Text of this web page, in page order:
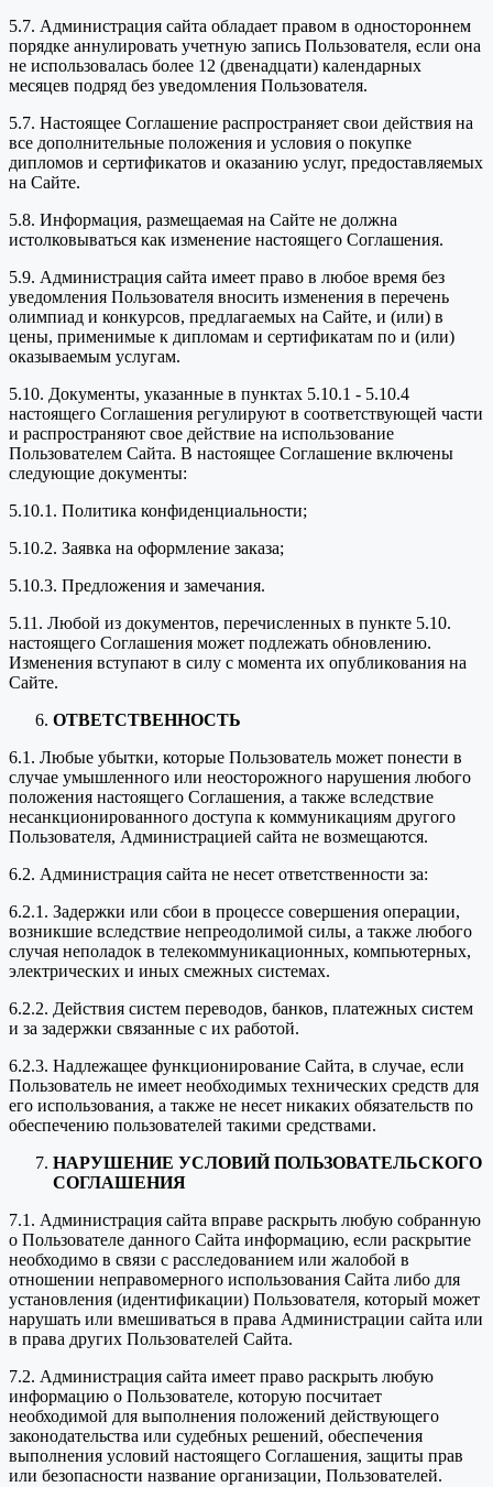
5.7. Администрация сайта обладает правом в одностороннем
порядке аннулировать учетную запись Пользователя, если она
не использовалась более 12 (двенадцати) календарных
месяцев подряд без уведомления Пользователя.
5.7. Настоящее Соглашение распространяет свои действия на
все дополнительные положения и условия о покупке
дипломов и сертификатов и оказанию услуг, предоставляемых
на Сайте.
5.8. Информация, размещаемая на Сайте не должна
истолковываться как изменение настоящего Соглашения.
5.9. Администрация сайта имеет право в любое время без
уведомления Пользователя вносить изменения в перечень
олимпиад и конкурсов, предлагаемых на Сайте, и (или) в
цены, применимые к дипломам и сертификатам по и (или)
оказываемым услугам.
5.10. Документы, указанные в пунктах 5.10.1 - 5.10.4
настоящего Соглашения регулируют в соответствующей части
и распространяют свое действие на использование
Пользователем Сайта. В настоящее Соглашение включены
следующие документы:
5.10.1. Политика конфиденциальности;
5.10.2. Заявка на оформление заказа;
5.10.3. Предложения и замечания.
5.11. Любой из документов, перечисленных в пункте 5.10.
настоящего Соглашения может подлежать обновлению.
Изменения вступают в силу с момента их опубликования на
Сайте.
ОТВЕТСТВЕННОСТЬ
6.1. Любые убытки, которые Пользователь может понести в
случае умышленного или неосторожного нарушения любого
положения настоящего Соглашения, а также вследствие
несанкционированного доступа к коммуникациям другого
Пользователя, Администрацией сайта не возмещаются.
6.2. Администрация сайта не несет ответственности за:
6.2.1. Задержки или сбои в процессе совершения операции,
возникшие вследствие непреодолимой силы, а также любого
случая неполадок в телекоммуникационных, компьютерных,
электрических и иных смежных системах.
6.2.2. Действия систем переводов, банков, платежных систем
и за задержки связанные с их работой.
6.2.3. Надлежащее функционирование Сайта, в случае, если
Пользователь не имеет необходимых технических средств для
его использования, а также не несет никаких обязательств по
обеспечению пользователей такими средствами.
НАРУШЕНИЕ УСЛОВИЙ ПОЛЬЗОВАТЕЛЬСКОГО
СОГЛАШЕНИЯ
7.1. Администрация сайта вправе раскрыть любую собранную
о Пользователе данного Сайта информацию, если раскрытие
необходимо в связи с расследованием или жалобой в
отношении неправомерного использования Сайта либо для
установления (идентификации) Пользователя, который может
нарушать или вмешиваться в права Администрации сайта или
в права других Пользователей Сайта.
7.2. Администрация сайта имеет право раскрыть любую
информацию о Пользователе, которую посчитает
необходимой для выполнения положений действующего
законодательства или судебных решений, обеспечения
выполнения условий настоящего Соглашения, защиты прав
или безопасности название организации, Пользователей.